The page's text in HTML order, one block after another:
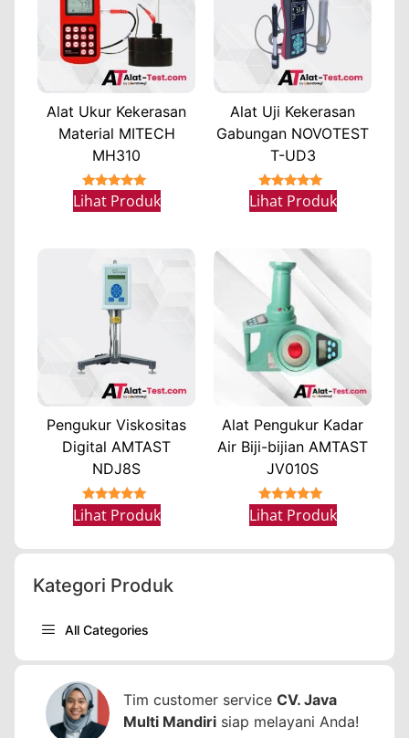
Alat Ukur Kekerasan
Material MITECH
MH310
★★★★★
Lihat Produk
Alat Uji Kekerasan
Gabungan NOVOTEST
T-UD3
★★★★★
Lihat Produk
Pengukur Viskositas
Digital AMTAST
NDJ8S
★★★★★
Lihat Produk
Alat Pengukur Kadar
Air Biji-bijian AMTAST
JV010S
★★★★★
Lihat Produk
Kategori Produk
All Categories
Tim customer service CV. Java
Multi Mandiri siap melayani Anda!